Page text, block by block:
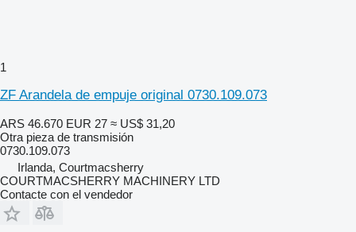
1
ZF Arandela de empuje original 0730.109.073
ARS 46.670 EUR 27 ≈ US$ 31,20
Otra pieza de transmisión
0730.109.073
Irlanda, Courtmacsherry
COURTMACSHERRY MACHINERY LTD
Contacte con el vendedor